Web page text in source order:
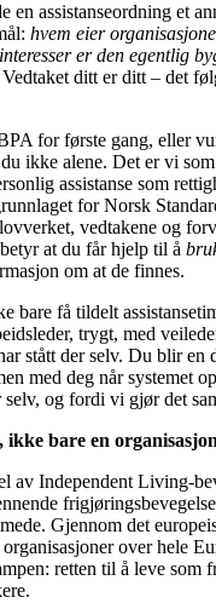
en assistanseordning et
hvem eier
er den egentlig
ditt er ditt – det
for første gang, eller
ikke alene. Det er vi
assistanse som
for Norsk
vedtakene og
at du får hjelp til å
om at de finnes.
bare få tildelt
trygt, med
stått der selv. Du blir en
med deg når systemet
selv, og fordi vi gjør det
ikke bare en organisasjon
av Independent Living-
Gjennom det
over hele
retten til å leve som